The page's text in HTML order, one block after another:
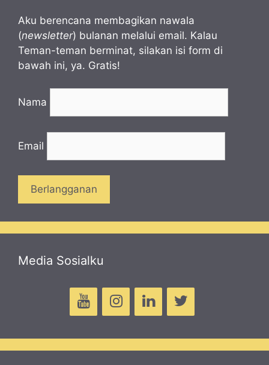
Aku berencana membagikan nawala
(newsletter) bulanan melalui email. Kalau
Teman-teman berminat, silakan isi form di
bawah ini, ya. Gratis!
Nama
Email
Media Sosialku